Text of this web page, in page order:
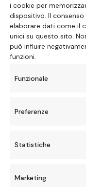
i cookie per
dispositivo. Il
elaborare dati come il
unici su questo sito.
può influire
funzioni.
Funzionale
Preferenze
Statistiche
Marketing
The Pitt: la
ALICE LAVORATTI 30